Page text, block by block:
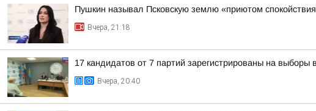
Пушкин называл Псковскую землю «приютом
Вчера, 21:18
17 кандидатов от 7 партий зарегистрированы на выборы
Вчера, 20:40